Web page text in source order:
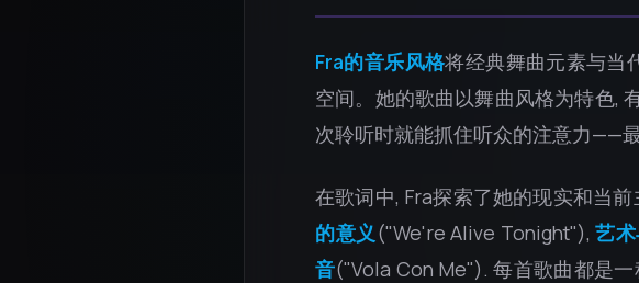
Fra的音乐风格将经典舞曲元素与当
空间。她的歌曲以舞曲风格为特色,
次聆听时就能抓住听众的注意力——
在歌词中, Fra探索了她的现实和当前
的意义("We're Alive Tonight"),艺
音("Vola Con Me"). 每首歌曲都是